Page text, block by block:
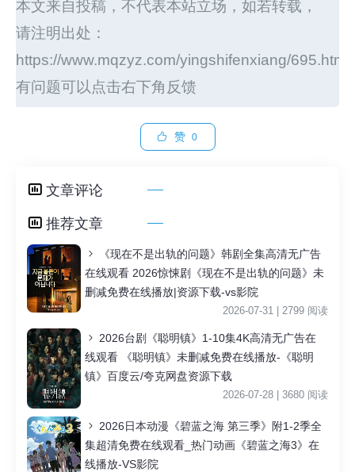
本文来自投稿，不代表本站立场，如若转载，
请注明出处：
https://www.mqzyz.com/yingshifenxiang/695.html
有问题可以点击右下角反馈
赞 0
文章评论
推荐文章
《现在不是出轨的问题》韩剧全集高清无广告
在线观看 2026惊悚剧《现在不是出轨的问题》未
删减免费在线播放|资源下载-vs影院
2026-07-31 | 2799 阅读
2026台剧《聪明镇》1-10集4K高清无广告在
线观看 《聪明镇》未删减免费在线播放-《聪明
镇》百度云/夸克网盘资源下载
2026-07-28 | 3680 阅读
2026日本动漫《碧蓝之海 第三季》附1-2季全
集超清免费在线观看_热门动画《碧蓝之海3》在
线播放-VS影院